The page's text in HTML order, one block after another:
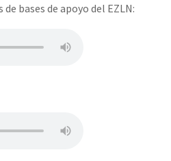
bases de apoyo del EZLN: